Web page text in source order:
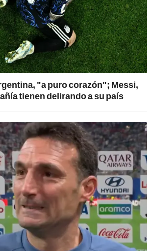
"a puro corazón"; Messi,
tienen delirando a su país